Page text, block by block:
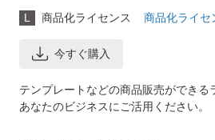
L 商品化ライセンス 商品化ライセ
今すぐ購入
テンプレートなどの商品販売ができる
あなたのビジネスにご活用ください。